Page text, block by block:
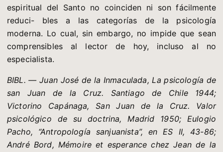
espiritual del Santo no coinciden ni son fácilmente
reduci- bles a las categorías de la psicología
moderna. Lo cual, sin embargo, no impide que sean
comprensibles al lector de hoy, incluso al no
especialista.
BIBL. — Juan José de la Inmaculada, La psicología de
san Juan de la Cruz. Santiago de Chile 1944;
Victorino Capánaga, San Juan de la Cruz. Valor
psicológico de su doctrina, Madrid 1950; Eulogio
Pacho, “Antropología sanjuanista”, en ES II, 43-86;
André Bord, Mémoire et esperance chez Jean de la